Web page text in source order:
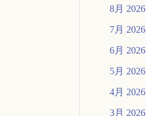
8月 2026
7月 2026
6月 2026
5月 2026
4月 2026
3月 2026